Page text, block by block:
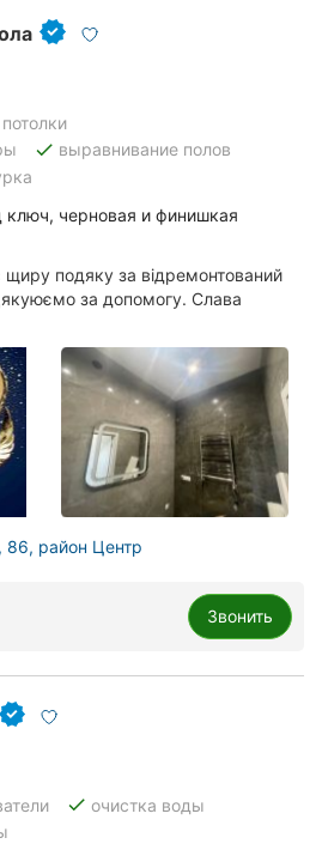
done выравнивание полов
черновая и финишкая
подяку за відремонтований
за допомогу. Слава
86, район Центр
Звонить
done очистка воды